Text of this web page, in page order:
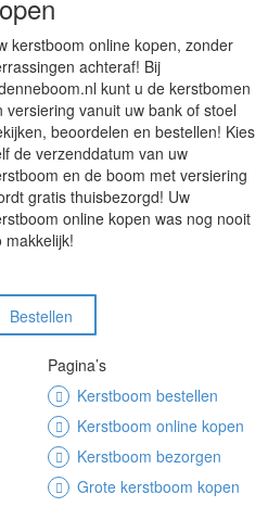
kerstboom online kopen, zonder
achteraf! Bij
kunt u de kerstbomen
versiering vanuit uw bank of stoel
beoordelen en bestellen! Kies
de verzenddatum van uw
en de boom met versiering
gratis thuisbezorgd! Uw
online kopen was nog nooit
makkelijk!
Bestellen
Pagina’s
Kerstboom bestellen
Kerstboom online kopen
Kerstboom bezorgen
Grote kerstboom kopen